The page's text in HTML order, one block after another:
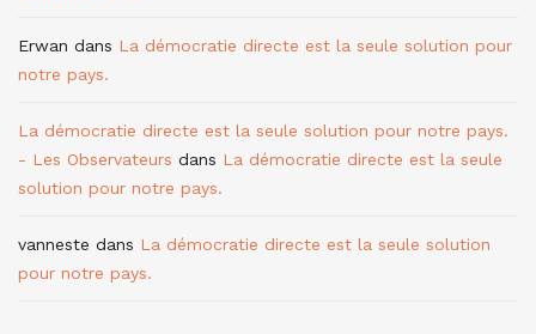
Erwan dans La démocratie directe est la seule solution pour
notre pays.
La démocratie directe est la seule solution pour notre pays.
- Les Observateurs dans La démocratie directe est la seule
solution pour notre pays.
vanneste dans La démocratie directe est la seule solution
pour notre pays.